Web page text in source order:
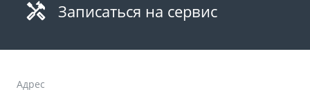
Записаться на сервис
Адрес